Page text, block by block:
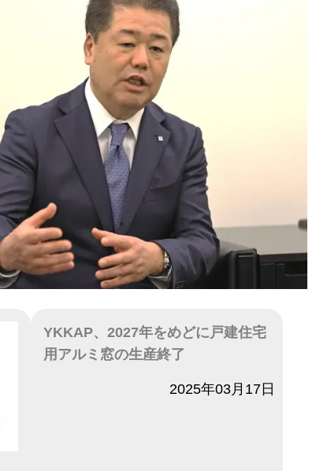
YKKAP、2027年をめどに戸建住宅
用アルミ窓の生産終了
2025年03月17日